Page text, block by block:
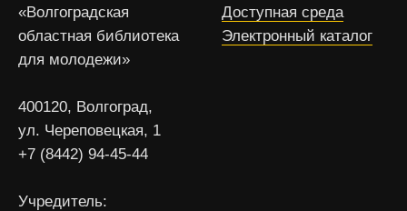
«Волгоградская
областная библиотека
для молодежи»
400120, Волгоград,
ул. Череповецкая, 1
+7 (8442) 94-45-44
Учредитель:
Доступная среда
Электронный каталог